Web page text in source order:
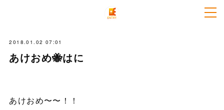
2018.01.02 07:01
あけおめ🐝はに
あけおめ〜〜！！